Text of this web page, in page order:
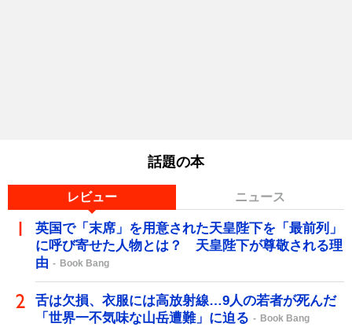
話題の本
レビュー ニュース
英国で「末席」を用意された天皇陛下を「最前列」
に呼び寄せた人物とは？ 天皇陛下が尊敬される理
由
Book Bang
舌は欠損、衣服には高放射線…9人の若者が死んだ
「世界一不気味な山岳遭難」に迫る
Book Bang